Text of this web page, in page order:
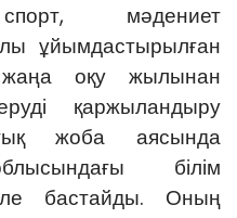
мәдениет
ұйымдастырылған
оқу жылынан
қаржыландыру
жоба аясында
білім
бастайды. Оның